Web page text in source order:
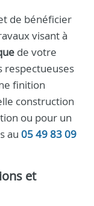
de bénéficier
visant à
de votre
respectueuses
finition
construction
ou pour un
au 05 49 83 09
et